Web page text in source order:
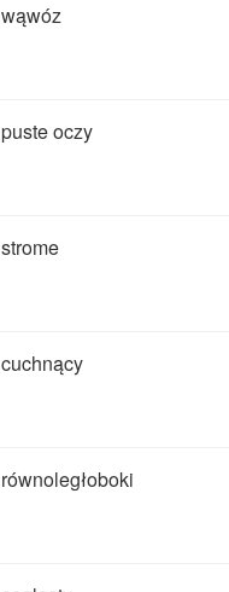
wąwóz
puste oczy
strome
cuchnący
równoległoboki